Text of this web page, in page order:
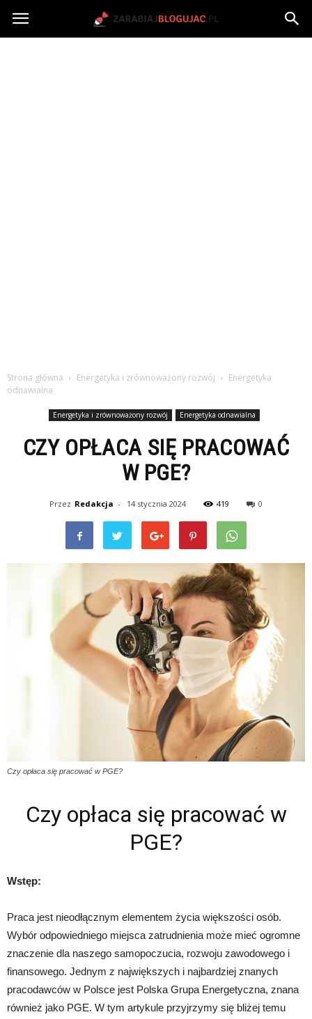
Jak
Strona główna Energetyka i zrównoważony rozwój
Energetyka
odnawialna
Energetyka i zrównoważony rozwój Energetyka odnawialna
CZY OPŁACA SIĘ PRACOWAĆ
W PGE?
Przez Redakcja - 14 stycznia 2024 419 0
Czy opłaca się pracować w PGE?
Czy opłaca się pracować w
PGE?
Wstęp:
Praca jest nieodłącznym elementem życia większości osób.
Wybór odpowiedniego miejsca zatrudnienia może mieć ogromne
znaczenie dla naszego samopoczucia, rozwoju zawodowego i
finansowego. Jednym z największych i najbardziej znanych
pracodawców w Polsce jest Polska Grupa Energetyczna, znana
również jako PGE. W tym artykule przyjrzymy się bliżej temu